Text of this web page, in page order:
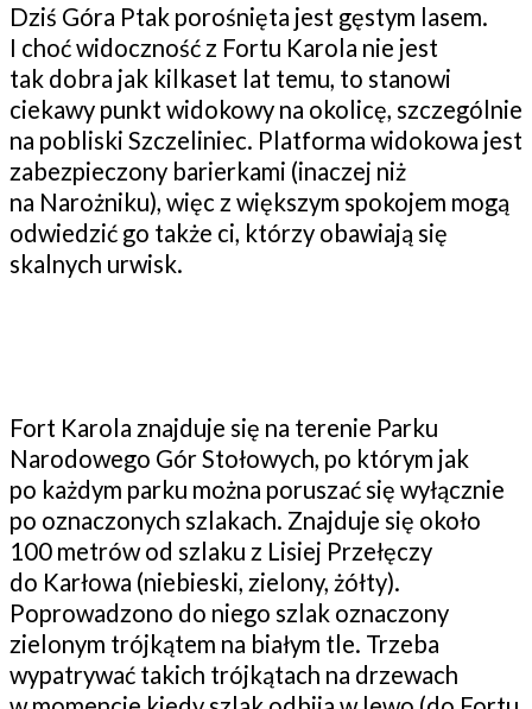
Dziś Góra Ptak porośnięta jest gęstym lasem.
I choć widoczność z Fortu Karola nie jest
tak dobra jak kilkaset lat temu, to stanowi
ciekawy punkt widokowy na okolicę, szczególnie
na pobliski Szczeliniec. Platforma widokowa jest
zabezpieczony barierkami (inaczej niż
na Narożniku), więc z większym spokojem mogą
odwiedzić go także ci, którzy obawiają się
skalnych urwisk.
Fort Karola znajduje się na terenie Parku
Narodowego Gór Stołowych, po którym jak
po każdym parku można poruszać się wyłącznie
po oznaczonych szlakach. Znajduje się około
100 metrów od szlaku z Lisiej Przełęczy
do Karłowa (niebieski, zielony, żółty).
Poprowadzono do niego szlak oznaczony
zielonym trójkątem na białym tle. Trzeba
wypatrywać takich trójkątach na drzewach